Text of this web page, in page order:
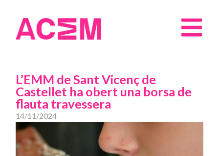
L’EMM de Sant Vicenç de
Castellet ha obert una borsa de
flauta travessera
14/11/2024